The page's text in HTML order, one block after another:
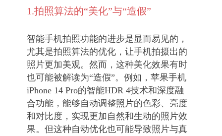
1.拍照算法的“美化”与“造假”
智能手机拍照功能的进步是显而易见的，
尤其是拍照算法的优化，让手机拍摄出的
照片更加美观。然而，这种美化效果有时
也可能被解读为“造假”。例如，苹果手机
iPhone 14 Pro的智能HDR 4技术和深度融
合功能，能够自动调整照片的色彩、亮度
和对比度，实现更加自然和生动的照片效
果。但这种自动优化也可能导致照片与真